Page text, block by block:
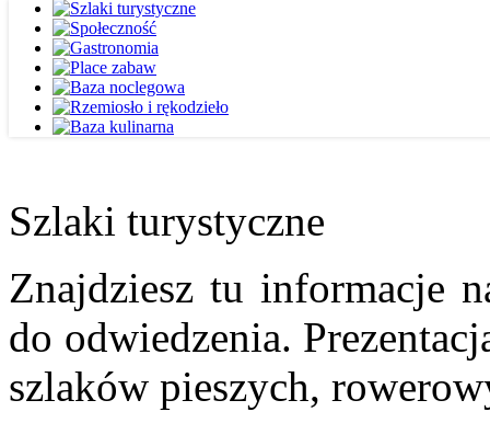
Szlaki turystyczne
Znajdziesz tu informacje
do odwiedzenia.
szlaków pieszych,